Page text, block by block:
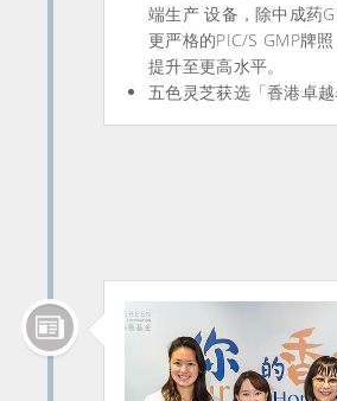
端生产 设备，除中成药
更严格的PIC/S GMP牌
提升至更高水平。
五色灵芝获选「香港卓越